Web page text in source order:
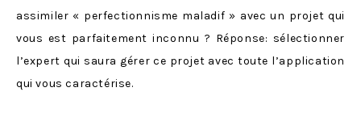
assimiler « perfectionnisme maladif » avec un projet qui
vous est parfaitement inconnu ? Réponse: sélectionner
l’expert qui saura gérer ce projet avec toute l’application
qui vous caractérise.